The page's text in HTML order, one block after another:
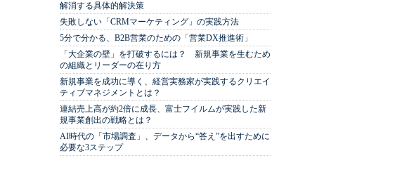
解消する具体的解決策
失敗しない「CRMマーケティング」の実践方法
5分で分かる、B2B営業のための「営業DX推進術」
「大企業の壁」を打破するには？ 新規事業を生むため
の組織とリーダーの在り方
新規事業を成功に導く、経営実務家が実践するクリエイ
ティブマネジメントとは？
連結売上高が約2倍に成長、富士フイルムが実践した新
規事業創出の戦略とは？
AI時代の「市場調査」、データから“答え”を出すために
必要な3ステップ